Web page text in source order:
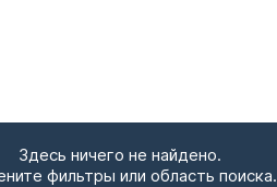
Здесь ничего не найдено.
фильтры или область поиска.